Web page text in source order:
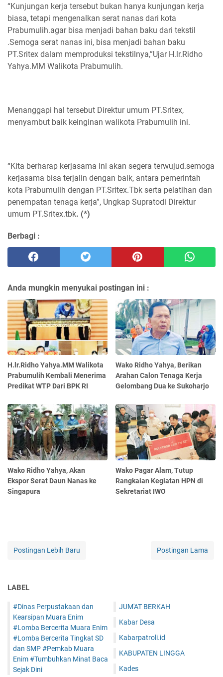
“Kunjungan kerja tersebut bukan hanya kunjungan kerja
biasa, tetapi mengenalkan serat nanas dari kota
Prabumulih.agar bisa menjadi bahan baku dari tekstil
.Semoga serat nanas ini, bisa menjadi bahan baku
PT.Sritex dalam memproduksi tekstilnya,”Ujar H.lr.Ridho
Yahya.MM Walikota Prabumulih.
Menanggapi hal tersebut Direktur umum PT.Sritex,
menyambut baik keinginan walikota Prabumulih ini.
“Kita berharap kerjasama ini akan segera terwujud.semoga
kerjasama bisa terjalin dengan baik, antara pemerintah
kota Prabumulih dengan PT.Sritex.Tbk serta pelatihan dan
penempatan tenaga kerja”, Ungkap Supratodi Direktur
umum PT.Sritex.tbk. (*)
Berbagi :
Anda mungkin menyukai postingan ini :
H.lr.Ridho Yahya.MM Walikota
Prabumulih Kembali Menerima
Predikat WTP Dari BPK RI
Wako Ridho Yahya, Berikan
Arahan Calon Tenaga Kerja
Gelombang Dua ke Sukoharjo
Wako Ridho Yahya, Akan
Ekspor Serat Daun Nanas ke
Singapura
Wako Pagar Alam, Tutup
Rangkaian Kegiatan HPN di
Sekretariat IWO
Postingan Lebih Baru Postingan Lama
LABEL
#Dinas Perpustakaan dan
Kearsipan Muara Enim
#Lomba Bercerita Muara Enim
#Lomba Bercerita Tingkat SD
dan SMP #Pemkab Muara
Enim #Tumbuhkan Minat Baca
Sejak Dini
JUM'AT BERKAH
Kabar Desa
Kabarpatroli.id
KABUPATEN LINGGA
Kades